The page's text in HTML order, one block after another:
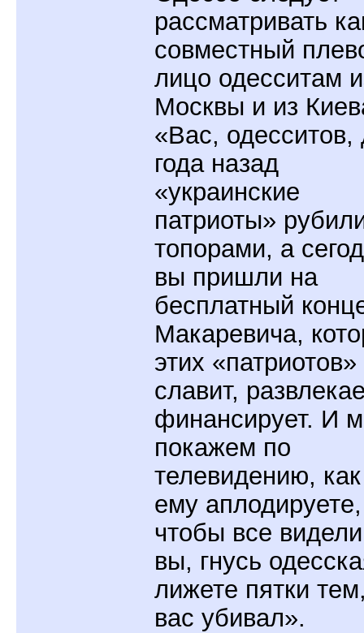
рассматривать
совместный
лицо одесситам
Москвы и из
«Вас, одесситов,
года назад
«украинские
патриоты»
топорами, а
вы пришли на
бесплатный
Макаревича,
этих «патриотов»
славит,
финансирует. И
покажем по
телевидению,
ему аплодируете,
чтобы все
вы, гнусь
лижете пятки
вас убивал».